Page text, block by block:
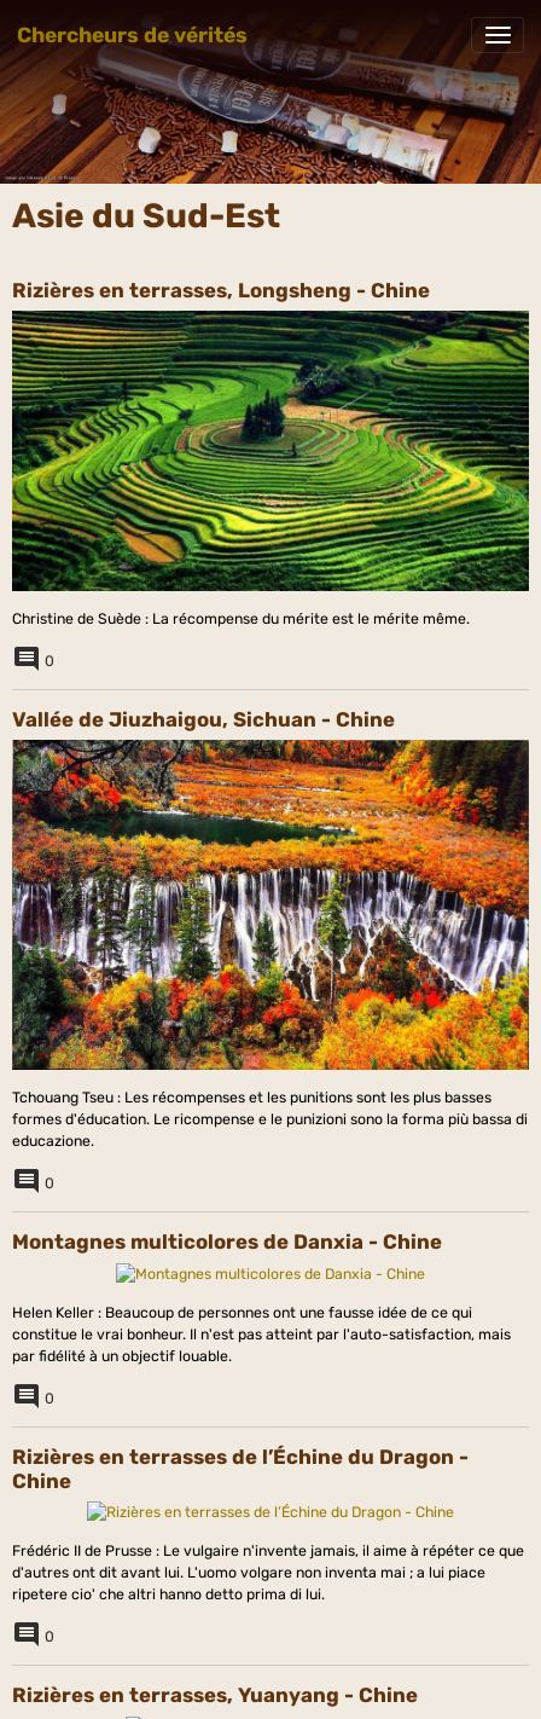
Chercheurs de vérités
Asie du Sud-Est
Rizières en terrasses, Longsheng - Chine
Christine de Suède : La récompense du mérite est le mérite même.
0
Vallée de Jiuzhaigou, Sichuan - Chine
Tchouang Tseu : Les récompenses et les punitions sont les plus basses
formes d'éducation. Le ricompense e le punizioni sono la forma più bassa di
educazione.
0
Montagnes multicolores de Danxia - Chine
Helen Keller : Beaucoup de personnes ont une fausse idée de ce qui
constitue le vrai bonheur. Il n'est pas atteint par l'auto-satisfaction, mais
par fidélité à un objectif louable.
0
Rizières en terrasses de l’Échine du Dragon -
Chine
Frédéric II de Prusse : Le vulgaire n'invente jamais, il aime à répéter ce que
d'autres ont dit avant lui. L'uomo volgare non inventa mai ; a lui piace
ripetere cio' che altri hanno detto prima di lui.
0
Rizières en terrasses, Yuanyang - Chine